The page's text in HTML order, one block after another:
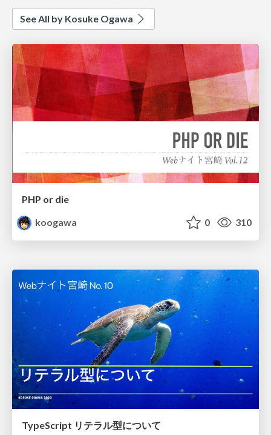
See All by Kosuke Ogawa
PHP or die
koogawa
0 310
TypeScript リテラル型について